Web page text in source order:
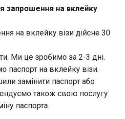
запрошення на вклейку
на вклейку візи дійсне 30
Ми це зробимо за 2-3 дні.
паспорт на вклейку візи.
замінити паспорт або
також свою послугу
паспорта.